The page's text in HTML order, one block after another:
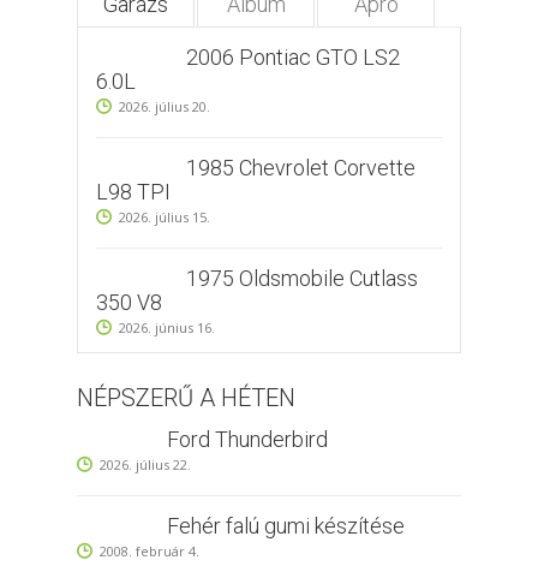
2006 Pontiac GTO LS2
6.0L
2026. július 20.
1985 Chevrolet Corvette
L98 TPI
2026. július 15.
1975 Oldsmobile Cutlass
350 V8
2026. június 16.
NÉPSZERŰ A HÉTEN
Ford Thunderbird
2026. július 22.
Fehér falú gumi készítése
2008. február 4.